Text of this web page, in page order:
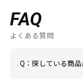
FAQ
よくある質問
Q：探している商